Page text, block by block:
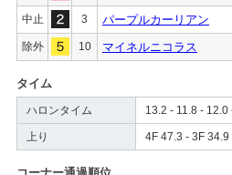
中止 3 パープルカーリアン
除外 10 マイネルニコラス
タイム
ハロンタイム 13.2 - 11.8 -
上り 4F 47.3 - 3F 34.9